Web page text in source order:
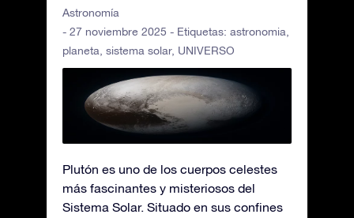
Astronomía
- 27 noviembre 2025 - Etiquetas: astronomia,
planeta, sistema solar, UNIVERSO
Plutón es uno de los cuerpos celestes
más fascinantes y misteriosos del
Sistema Solar. Situado en sus confines